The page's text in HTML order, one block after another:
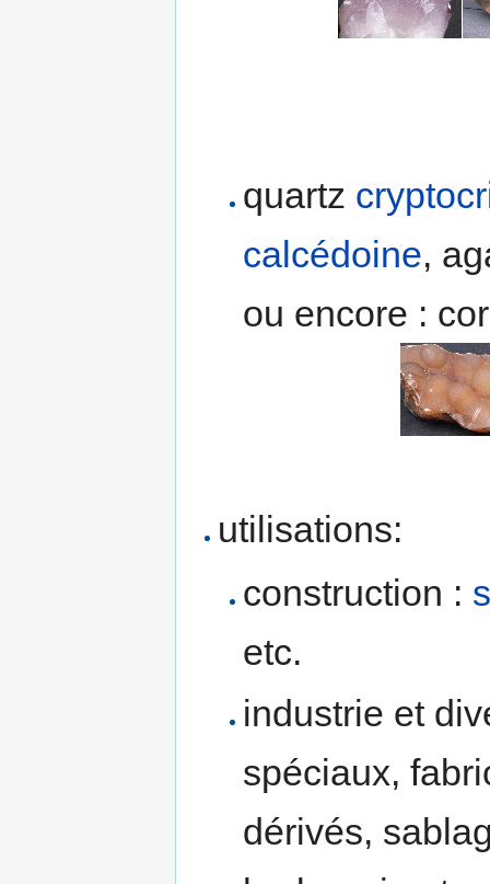
quartz
calcédoine,
ou encore :
utilisations:
construction :
etc.
industrie et
spéciaux,
dérivés,